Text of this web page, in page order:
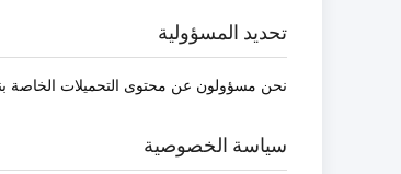
تحديد المسؤولية
نحن مسؤولون عن محتوى التحميلات الخاصة
سياسة الخصوصية